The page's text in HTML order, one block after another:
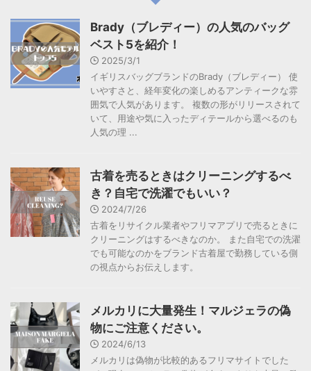
Brady（ブレディー）の人気のバッグ
ベスト5を紹介！
2025/3/1
イギリスバッグブランドのBrady（ブレディー） 使
いやすさと、経年変化の楽しめるアンティークな雰
囲気で人気があります。 複数の形がリリースされて
いて、用途や気に入ったディテールから選べるのも
人気の理 ...
古着を売るときはクリーニングするべ
き？自宅で洗濯でもいい？
2024/7/26
古着をリサイクル業者やフリマアプリで売るときに
クリーニングはするべきなのか。 また自宅での洗濯
でも可能なのかをブランド古着屋で勤務している側
の視点からお伝えします。
メルカリに大量発生！マルジェラの偽
物にご注意ください。
2024/6/13
メルカリは偽物が比較的あるフリマサイトでした